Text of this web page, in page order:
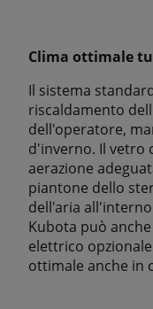
Clima ottimale
Il sistema
riscaldamento
dell'operatore,
d'inverno. Il vetro
aerazione
piantone dello
dell'aria
Kubota può
elettrico
ottimale anche in